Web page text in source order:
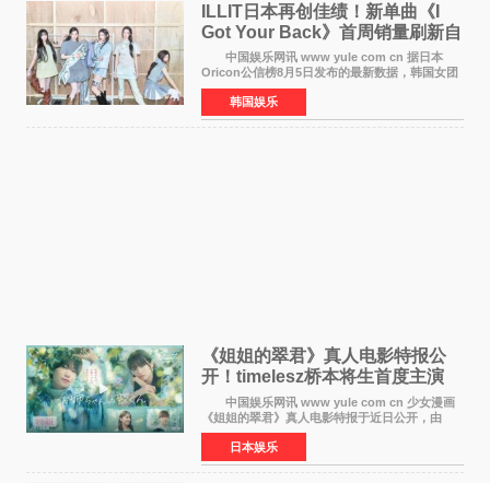
ILLIT日本再创佳绩！新单曲《I
Got Your Back》首周销量刷新自
身纪录
中国娱乐网讯 www yule com cn 据日本
Oricon公信榜8月5日发布的最新数据，韩国女团
ILLIT在日本发行的第二张单曲《I Got Your
Back》首周销量达到71,009张，成功跻身最新一
期周单曲排行
韩国娱乐
《姐姐的翠君》真人电影特报公
开！timelesz桥本将生首度主演
12月4日上映
中国娱乐网讯 www yule com cn 少女漫画
《姐姐的翠君》真人电影特报于近日公开，由
timelesz成员桥本将生担任主演，这也是他首次
担任电影主演，引发高度关注。 女高中生咲
苗翠（中岛瑠菜
日本娱乐